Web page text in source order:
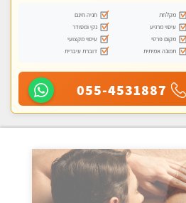
מקלחת
חניה חינם
עיסוי מרגיע
נקי ומסודר
מקום פרטי
עיסוי מקצועי
תמונה אמיתית
דוברת עיברית
055-4531887